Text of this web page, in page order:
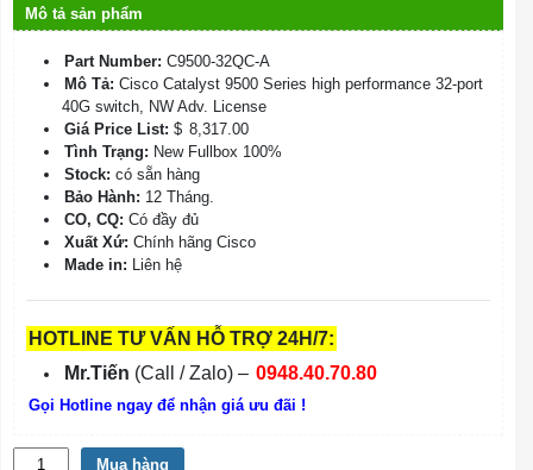
Mô tả sản phẩm
Part Number: C9500-32QC-A
Mô Tả: Cisco Catalyst 9500 Series high performance 32-port
40G switch, NW Adv. License
Giá Price List: $ 8,317.00
Tình Trạng: New Fullbox 100%
Stock: có sẵn hàng
Bảo Hành: 12 Tháng.
CO, CQ: Có đầy đủ
Xuất Xứ: Chính hãng Cisco
Made in: Liên hệ
HOTLINE TƯ VẤN HỖ TRỢ 24H/7:
Mr.Tiến (Call / Zalo) – 0948.40.70.80
Gọi Hotline ngay để nhận giá ưu đãi !
Mua hàng